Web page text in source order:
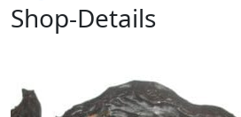
Shop-Details